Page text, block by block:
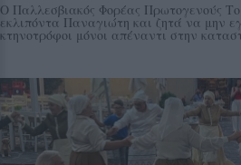
Ο Παλλεσβιακός Φορέας Πρωτογενούς
εκλιπόντα Παναγιώτη και ζητά να μην
κτηνοτρόφοι μόνοι απέναντι στην